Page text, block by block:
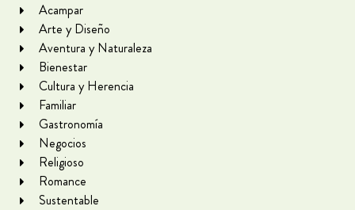
Acampar
Arte y Diseño
Aventura y Naturaleza
Bienestar
Cultura y Herencia
Familiar
Gastronomía
Negocios
Religioso
Romance
Sustentable